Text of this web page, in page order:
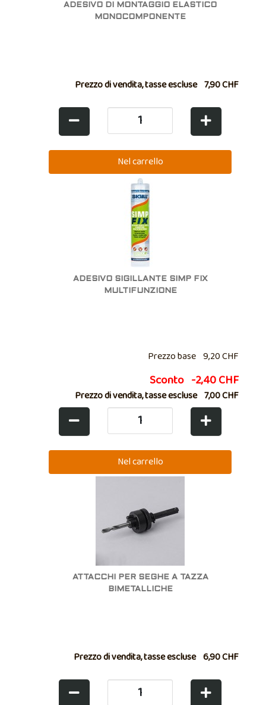
ADESIVO DI MONTAGGIO ELASTICO
MONOCOMPONENTE
Prezzo di vendita, tasse escluse 7,90 CHF
ADESIVO SIGILLANTE SIMP FIX
MULTIFUNZIONE
Prezzo base 9,20 CHF
Sconto -2,40 CHF
Prezzo di vendita, tasse escluse 7,00 CHF
ATTACCHI PER SEGHE A TAZZA
BIMETALLICHE
Prezzo di vendita, tasse escluse 6,90 CHF